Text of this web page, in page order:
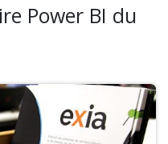
Power BI du